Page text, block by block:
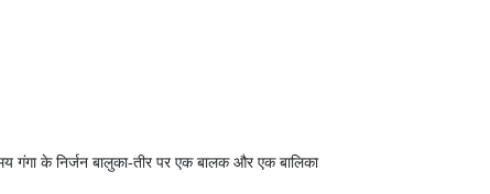
गंगा के निर्जन बालुका-तीर पर एक बालक और एक बालिका